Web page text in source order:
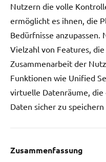
Nutzern die volle
ermöglicht es ihnen, die
Bedürfnisse anzupassen.
Vielzahl von Features,
Zusammenarbeit der
Funktionen wie Unified
virtuelle Datenräume,
Daten sicher zu
Zusammenfassung